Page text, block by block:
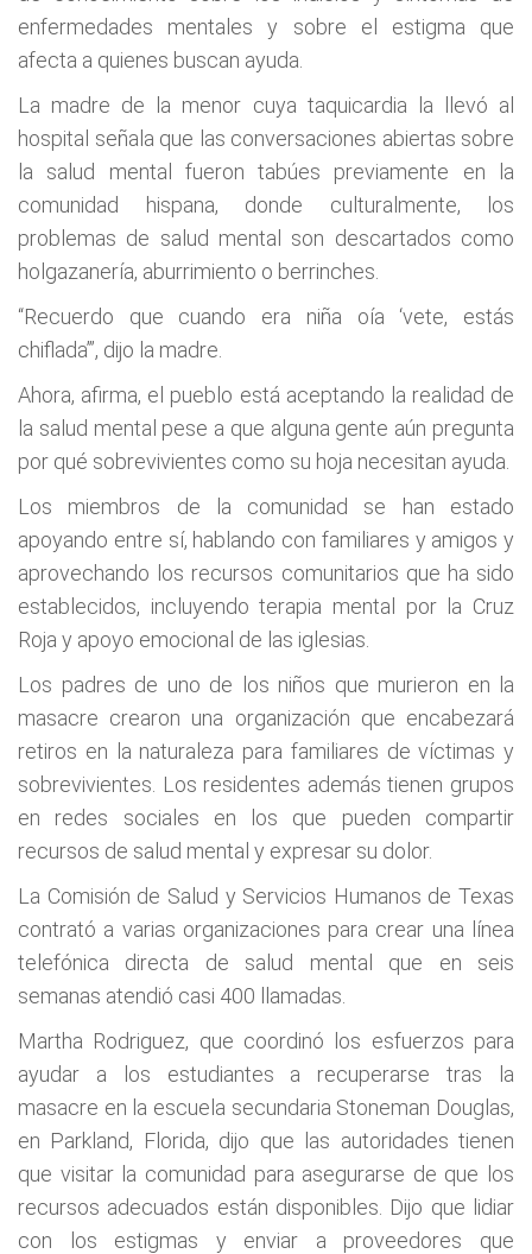
enfermedades mentales y sobre el estigma que
afecta a quienes buscan ayuda.
La madre de la menor cuya taquicardia la llevó al
hospital señala que las conversaciones abiertas sobre
la salud mental fueron tabúes previamente en la
comunidad hispana, donde culturalmente, los
problemas de salud mental son descartados como
holgazanería, aburrimiento o berrinches.
“Recuerdo que cuando era niña oía ‘vete, estás
chiflada’”, dijo la madre.
Ahora, afirma, el pueblo está aceptando la realidad de
la salud mental pese a que alguna gente aún pregunta
por qué sobrevivientes como su hoja necesitan ayuda.
Los miembros de la comunidad se han estado
apoyando entre sí, hablando con familiares y amigos y
aprovechando los recursos comunitarios que ha sido
establecidos, incluyendo terapia mental por la Cruz
Roja y apoyo emocional de las iglesias.
Los padres de uno de los niños que murieron en la
masacre crearon una organización que encabezará
retiros en la naturaleza para familiares de víctimas y
sobrevivientes. Los residentes además tienen grupos
en redes sociales en los que pueden compartir
recursos de salud mental y expresar su dolor.
La Comisión de Salud y Servicios Humanos de Texas
contrató a varias organizaciones para crear una línea
telefónica directa de salud mental que en seis
semanas atendió casi 400 llamadas.
Martha Rodriguez, que coordinó los esfuerzos para
ayudar a los estudiantes a recuperarse tras la
masacre en la escuela secundaria Stoneman Douglas,
en Parkland, Florida, dijo que las autoridades tienen
que visitar la comunidad para asegurarse de que los
recursos adecuados están disponibles. Dijo que lidiar
con los estigmas y enviar a proveedores que